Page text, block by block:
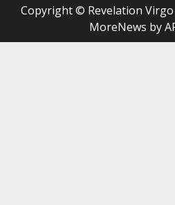
Copyright © Revelation
MoreNews by